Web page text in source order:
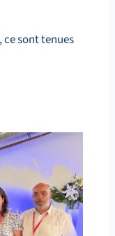
ce sont tenues